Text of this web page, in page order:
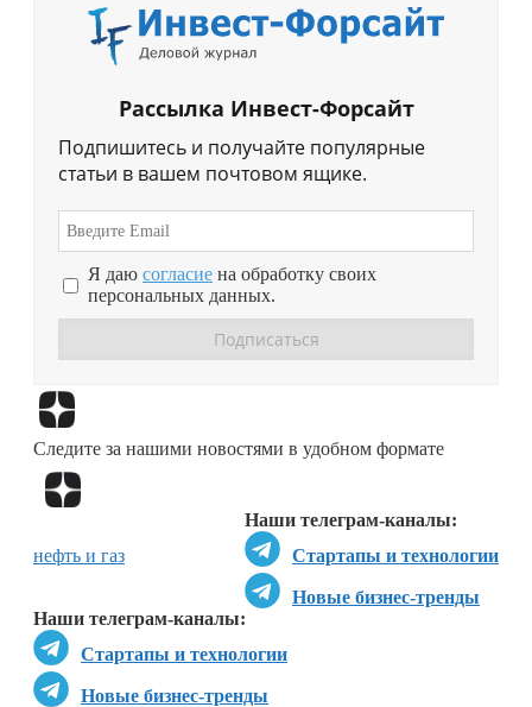
Рассылка Инвест-Форсайт
Подпишитесь и получайте популярные
статьи в вашем почтовом ящике.
Я даю согласие на обработку своих
персональных данных.
Следите за нашими новостями в удобном формате
Наши телеграм-каналы:
Стартапы и технологии
Новые бизнес-тренды
Наши телеграм-каналы:
Стартапы и технологии
Новые бизнес-тренды
нефть и газ